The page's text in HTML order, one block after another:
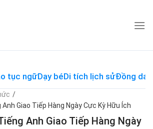
tục ngữDạy béDi tích lịch sửĐồng dao
/
Giao Tiếp Hàng Ngày Cực Kỳ Hữu Ích
Anh Giao Tiếp Hàng Ngày